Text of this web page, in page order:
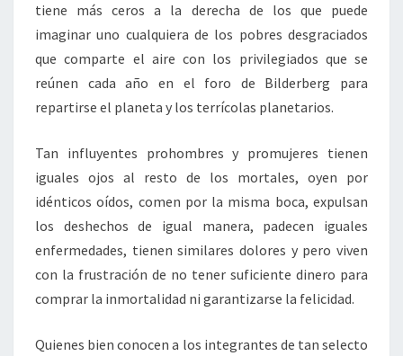
tiene más ceros a la derecha de los que puede
imaginar uno cualquiera de los pobres desgraciados
que comparte el aire con los privilegiados que se
reúnen cada año en el foro de Bilderberg para
repartirse el planeta y los terrícolas planetarios.
Tan influyentes prohombres y promujeres tienen
iguales ojos al resto de los mortales, oyen por
idénticos oídos, comen por la misma boca, expulsan
los deshechos de igual manera, padecen iguales
enfermedades, tienen similares dolores y pero viven
con la frustración de no tener suficiente dinero para
comprar la inmortalidad ni garantizarse la felicidad.
Quienes bien conocen a los integrantes de tan selecto